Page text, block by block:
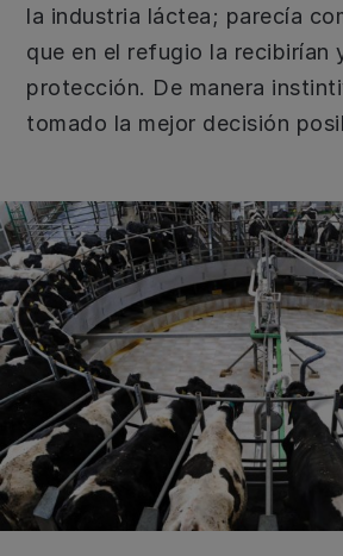
la industria láctea; parecía
que en el refugio la recibirían
protección. De manera
tomado la mejor decisión